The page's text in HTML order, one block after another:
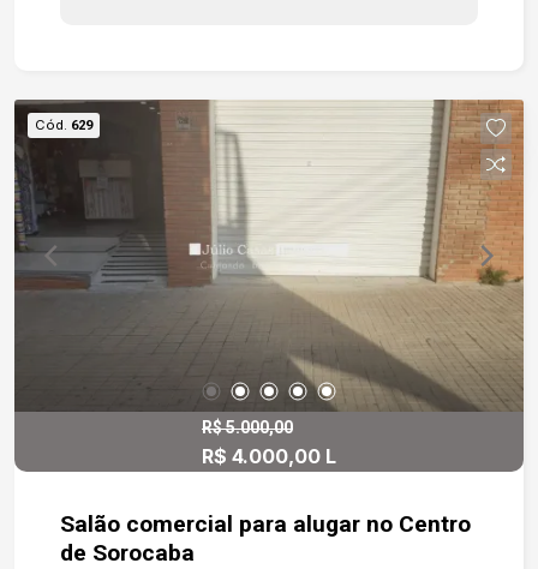
Cód. 629
R$ 5.000,00
R$ 4.000,00 L
Salão comercial para alugar no Centro
de Sorocaba